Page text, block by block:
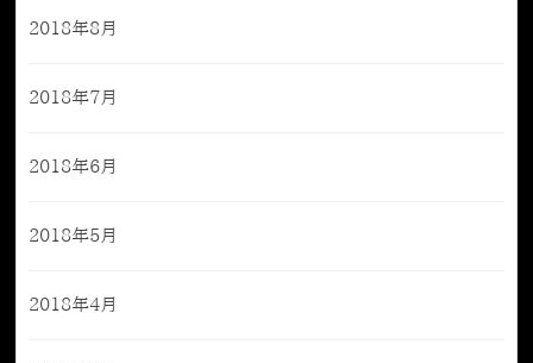
2018年8月
2018年7月
2018年6月
2018年5月
2018年4月